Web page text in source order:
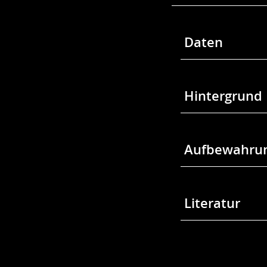
Daten
Hintergrund
Literatur